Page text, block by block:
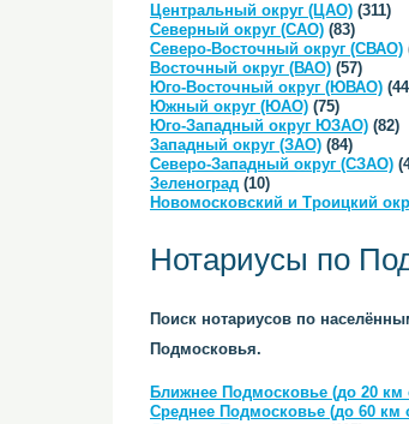
Центральный округ (ЦАО) (311)
Северный округ (САО) (83)
Северо-Восточный округ (СВАО)
Восточный округ (ВАО) (57)
Юго-Восточный округ (ЮВАО)
Южный округ (ЮАО) (75)
Юго-Западный округ ЮЗАО) (82)
Западный округ (ЗАО) (84)
Северо-Западный округ (СЗАО)
Зеленоград (10)
Новомосковский и Троицкий
Нотариусы по
Поиск нотариусов по
Подмосковья.
Ближнее Подмосковье (до 20
Среднее Подмосковье (до 60 км